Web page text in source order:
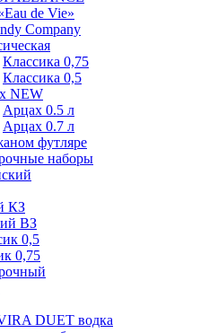
de Vie»
Company
Классика 0,75
Классика 0,5
NEW
Арцах 0.5 л
Арцах 0.7 л
футляре
наборы
КЗ
ВЗ
0,5
0,75
DUET водка